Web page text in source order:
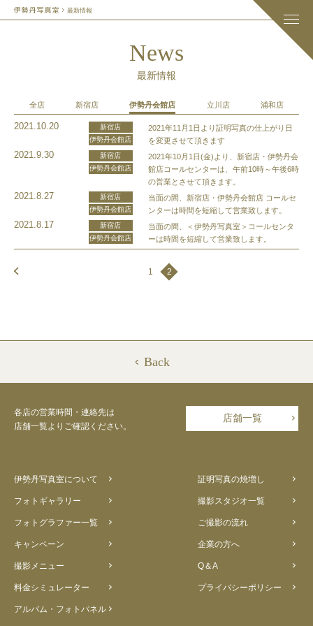
最新情報
News
最新情報
全店 新宿店 伊勢丹会館店 立川店 浦和店
2021.10.20
新宿店
伊勢丹会館店
2021年11月1日より証明写真の仕上がり日
を変更させて頂きます
2021.9.30
新宿店
伊勢丹会館店
2021年10月1日(金)より、新宿店・伊勢丹会
館店コールセンターは、午前10時～午後6時
の営業とさせて頂きます。
2021.8.27
新宿店
伊勢丹会館店
当面の間、新宿店・伊勢丹会館店 コールセ
ンターは時間を短縮して営業致します。
2021.8.17
新宿店
伊勢丹会館店
当面の間、＜伊勢丹写真室＞コールセンタ
ーは時間を短縮して営業致します。
1 2
Back
各店の営業時間・連絡先は
店舗一覧よりご確認ください。
店舗一覧
伊勢丹写真室について 証明写真の焼増し
フォトギャラリー 撮影スタジオ一覧
フォトグラファー一覧 ご撮影の流れ
キャンペーン 企業の方へ
撮影メニュー Q＆A
料金シミュレーター プライバシーポリシー
アルバム・フォトパネル